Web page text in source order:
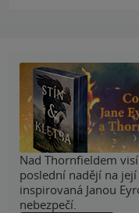
Nad Thornfieldem
poslední nadějí na
inspirovaná Janou
nebezpečí.